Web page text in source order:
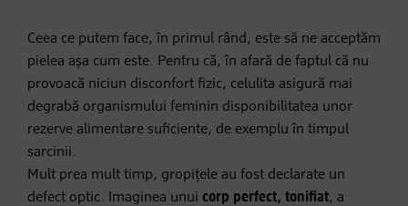
Ceea ce putem face, în primul rând, este să ne acceptăm
pielea așa cum este. Pentru că, în afară de faptul că nu
provoacă niciun disconfort fizic, celulita asigură mai
degrabă organismului feminin disponibilitatea unor
rezerve alimentare suficiente, de exemplu în timpul
sarcinii.
Mult prea mult timp, gropițele au fost declarate un
defect optic. Imaginea unui corp perfect, tonifiat, a